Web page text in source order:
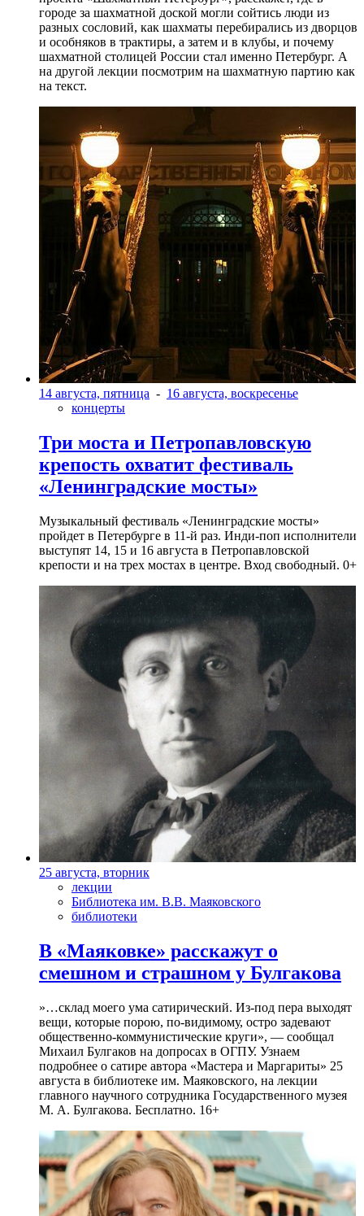
городе за шахматной доской могли сойтись люди из
разных сословий, как шахматы перебирались из дворцов
и особняков в трактиры, а затем и в клубы, и почему
шахматной столицей России стал именно Петербург. А
на другой лекции посмотрим на шахматную партию как
на текст.
14 августа, пятница - 16 августа, воскресенье
концерты
Три моста и Петропавловскую
крепость охватит фестиваль
«Ленинградские мосты»
Музыкальный фестиваль «Ленинградские мосты»
пройдет в Петербурге в 11-й раз. Инди-поп исполнители
выступят 14, 15 и 16 августа в Петропавловской
крепости и на трех мостах в центре. Вход свободный. 0+
25 августа, вторник
лекции
Библиотека им. В.В. Маяковского
библиотеки
В «Маяковке» расскажут о
смешном и страшном у Булгакова
»…склад моего ума сатирический. Из-под пера выходят
вещи, которые порою, по-видимому, остро задевают
общественно-коммунистические круги», — сообщал
Михаил Булгаков на допросах в ОГПУ. Узнаем
подробнее о сатире автора «Мастера и Маргариты» 25
августа в библиотеке им. Маяковского, на лекции
главного научного сотрудника Государственного музея
М. А. Булгакова. Бесплатно. 16+